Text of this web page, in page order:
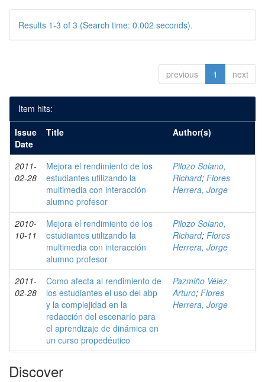
Results 1-3 of 3 (Search time: 0.002 seconds).
previous 1 next
Item hits:
Issue
Date
Title Author(s)
2011-
02-28
Mejora el rendimiento de los
estudiantes utilizando la
multimedia con interacción
alumno profesor
Pilozo Solano,
Richard; Flores
Herrera, Jorge
2010-
10-11
Mejora el rendimiento de los
estudiantes utilizando la
multimedia con interacción
alumno profesor
Pilozo Solano,
Richard; Flores
Herrera, Jorge
2011-
02-28
Como afecta al rendimiento de
los estudiantes el uso del abp
y la complejidad en la
redacción del escenarío para
el aprendizaje de dinámica en
un curso propedéutico
Pazmiño Vélez,
Arturo; Flores
Herrera, Jorge
Discover